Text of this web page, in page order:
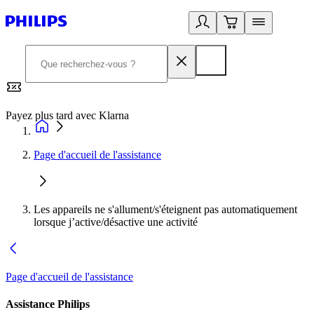
Payez plus tard avec Klarna
Page d'accueil de l'assistance
Les appareils ne s'allument/s'éteignent pas automatiquement
lorsque j’active/désactive une activité
Page d'accueil de l'assistance
Assistance Philips